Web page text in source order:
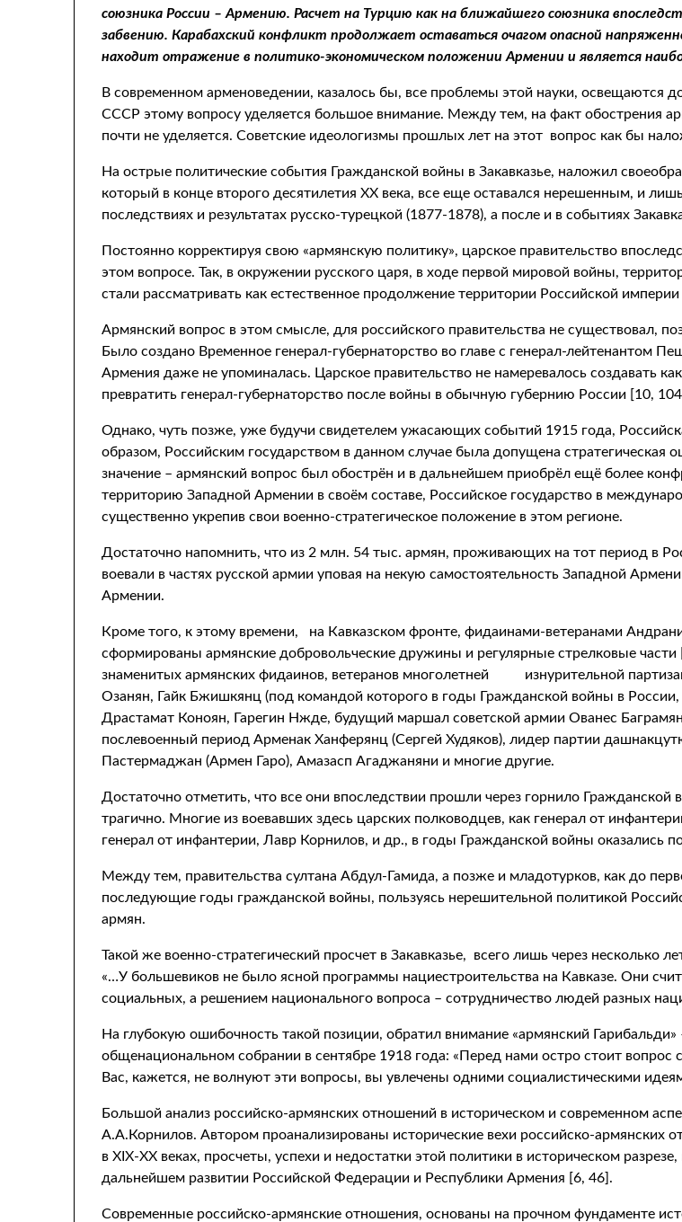
союзника России – Армению. Расчет на Турцию как на ближайшего союзника
забвению. Карабахский конфликт продолжает оставаться очагом опасной
находит отражение в политико-экономическом положении Армении и является
В современном арменоведении, казалось бы, все проблемы этой науки, освещаются
СССР этому вопросу уделяется большое внимание. Между тем, на факт обострения
почти не уделяется. Советские идеологизмы прошлых лет на этот вопрос как бы
На острые политические события Гражданской войны в Закавказье, наложил
который в конце второго десятилетия XX века, все еще оставался нерешенным, и
последствиях и результатах русско-турецкой (1877-1878), а после и в событиях
Постоянно корректируя свою «армянскую политику», царское правительство
этом вопросе. Так, в окружении русского царя, в ходе первой мировой войны,
стали рассматривать как естественное продолжение территории Российской империи
Армянский вопрос в этом смысле, для российского правительства не существовал,
Было создано Временное генерал-губернаторство во главе с генерал-лейтенантом
Армения даже не упоминалась. Царское правительство не намеревалось создавать
превратить генерал-губернаторство после войны в обычную губернию России [10,
Однако, чуть позже, уже будучи свидетелем ужасающих событий 1915 года,
образом, Российским государством в данном случае была допущена стратегическая
значение – армянский вопрос был обострён и в дальнейшем приобрёл ещё более
территорию Западной Армении в своём составе, Российское государство в
существенно укрепив свои военно-стратегическое положение в этом регионе.
Достаточно напомнить, что из 2 млн. 54 тыс. армян, проживающих на тот период в
воевали в частях русской армии уповая на некую самостоятельность Западной
Армении.
Кроме того, к этому времени, на Кавказском фронте, фидаинами-ветеранами
сформированы армянские добровольческие дружины и регулярные стрелковые части
знаменитых армянских фидаинов, ветеранов многолетней изнурительной
Озанян, Гайк Бжишкянц (под командой которого в годы Гражданской войны в
Драстамат Коноян, Гарегин Нжде, будущий маршал советской армии Ованес
послевоенный период Арменак Ханферянц (Сергей Худяков), лидер партии
Пастермаджан (Армен Гаро), Амазасп Агаджаняни и многие другие.
Достаточно отметить, что все они впоследствии прошли через горнило
трагично. Многие из воевавших здесь царских полководцев, как генерал от
генерал от инфантерии, Лавр Корнилов, и др., в годы Гражданской войны оказались
Между тем, правительства султана Абдул-Гамида, а позже и младотурков, как до
последующие годы гражданской войны, пользуясь нерешительной политикой
армян.
Такой же военно-стратегический просчет в Закавказье, всего лишь через несколько
«…У большевиков не было ясной программы нациестроительства на Кавказе. Они
социальных, а решением национального вопроса – сотрудничество людей разных
На глубокую ошибочность такой позиции, обратил внимание «армянский
общенациональном собрании в сентябре 1918 года: «Перед нами остро стоит вопрос
Вас, кажется, не волнуют эти вопросы, вы увлечены одними социалистическими
Большой анализ российско-армянских отношений в историческом и современном
А.А.Корнилов. Автором проанализированы исторические вехи российско-
в XIX-XX веках, просчеты, успехи и недостатки этой политики в историческом
дальнейшем развитии Российской Федерации и Республики Армения [6, 46].
Современные российско-армянские отношения, основаны на прочном фундаменте